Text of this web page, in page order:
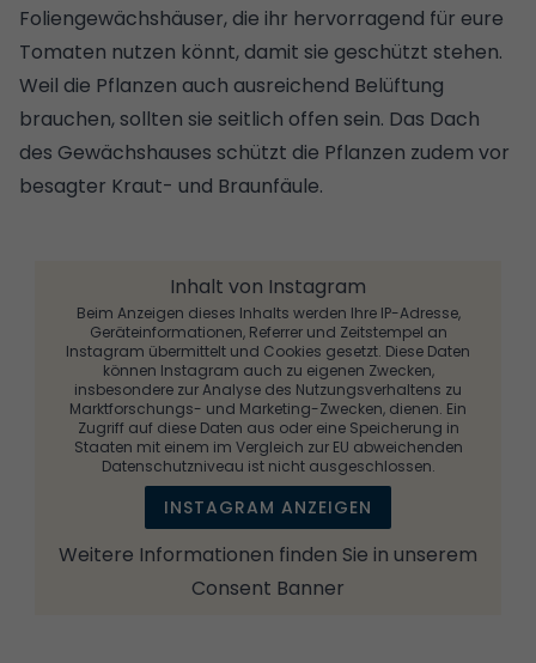
Foliengewächshäuser, die ihr hervorragend für eure
Tomaten nutzen könnt, damit sie geschützt stehen.
Weil die Pflanzen auch ausreichend Belüftung
brauchen, sollten sie seitlich offen sein. Das Dach
des Gewächshauses schützt die Pflanzen zudem vor
besagter Kraut- und Braunfäule.
Inhalt von Instagram
Beim Anzeigen dieses Inhalts werden Ihre IP-Adresse,
Geräteinformationen, Referrer und Zeitstempel an
Instagram übermittelt und Cookies gesetzt. Diese Daten
können Instagram auch zu eigenen Zwecken,
insbesondere zur Analyse des Nutzungsverhaltens zu
Marktforschungs- und Marketing-Zwecken, dienen. Ein
Zugriff auf diese Daten aus oder eine Speicherung in
Staaten mit einem im Vergleich zur EU abweichenden
Datenschutzniveau ist nicht ausgeschlossen.
INSTAGRAM ANZEIGEN
Weitere Informationen finden Sie in unserem
Consent Banner